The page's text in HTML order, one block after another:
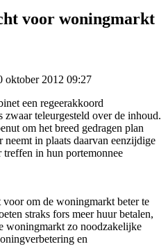
voor woningmarkt
oktober 2012 09:27
een regeerakkoord
zwaar teleurgesteld over de inhoud.
om het breed gedragen plan
in plaats daarvan eenzijdige
treffen in hun portemonnee
om de woningmarkt beter te
straks fors meer huur betalen,
woningmarkt zo noodzakelijke
en